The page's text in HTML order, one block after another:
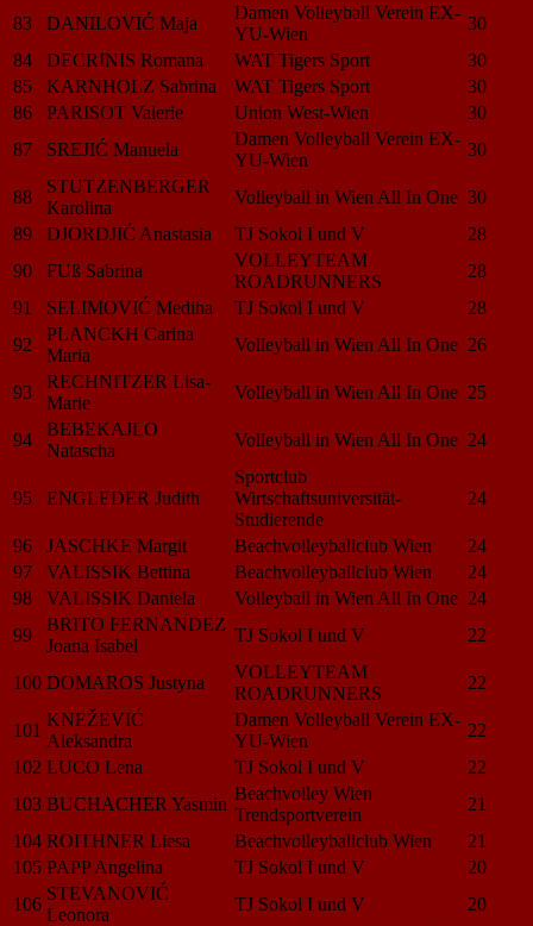
83 DANILOVIĆ Maja
Damen Volleyball Verein EX-
YU-Wien
30
84
DECRINIS Romana WAT Tigers Sport
30
85
KARNHOLZ Sabrina WAT Tigers Sport
30
86
PARISOT Valerie Union West-Wien
30
87
SREJIĆ Manuela
Damen Volleyball Verein EX-
YU-Wien
30
88
STUTZENBERGER
Karolina
Volleyball in Wien All In One 30
89
DJORDJIĆ Anastasia TJ Sokol I und V
28
90
FUß Sabrina
VOLLEYTEAM
ROADRUNNERS
28
91
SELIMOVIĆ Mediha TJ Sokol I und V
28
92
PLANCKH Carina
Maria
Volleyball in Wien All In One 26
93
RECHNITZER Lisa-
Marie
Volleyball in Wien All In One 25
94
BEBEKAJLO
Natascha
Volleyball in Wien All In One 24
95 ENGLEDER Judith
Sportclub
Wirtschaftsuniversität-
Studierende
24
96 JASCHKE Margit Beachvolleyballclub Wien
24
97
VALISSIK Bettina Beachvolleyballclub Wien
24
98
VALISSIK Daniela Volleyball in Wien All In One 24
99
BRITO FERNANDEZ
Joana Isabel
TJ Sokol I und V 22
100 DOMAROS Justyna
VOLLEYTEAM
ROADRUNNERS
22
101
KNEŽEVIĆ
Aleksandra
Damen Volleyball Verein EX-
YU-Wien
22
102 LUCO Lena TJ Sokol I und V
22
103 BUCHACHER Yasmin
Beachvolley Wien
Trendsportverein
21
104 ROITHNER Liesa Beachvolleyballclub Wien
21
105 PAPP Angelina TJ Sokol I und V
20
106
STEVANOVIĆ
Leonora
TJ Sokol I und V 20